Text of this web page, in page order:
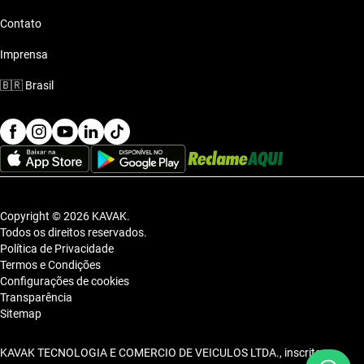
Contato
Imprensa
🇧🇷 Brasil
Copyright © 2026 KAVAK.
Todos os direitos reservados.
Política de Privacidade
Termos e Condições
Configurações de cookies
Transparência
Sitemap
KAVAK TECNOLOGIA E COMERCIO DE VEICULOS LTDA., inscrita no